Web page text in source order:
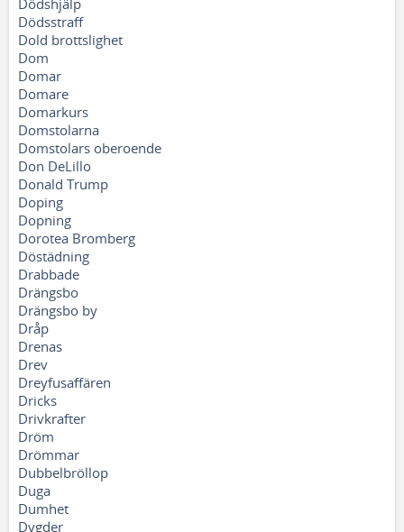
Dödshjälp
Dödsstraff
Dold brottslighet
Dom
Domar
Domare
Domarkurs
Domstolarna
Domstolars oberoende
Don DeLillo
Donald Trump
Doping
Dopning
Dorotea Bromberg
Döstädning
Drabbade
Drängsbo
Drängsbo by
Dråp
Drenas
Drev
Dreyfusaffären
Dricks
Drivkrafter
Dröm
Drömmar
Dubbelbröllop
Duga
Dumhet
Dygder